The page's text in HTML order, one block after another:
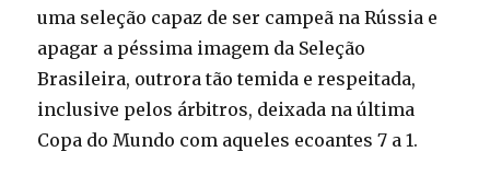
uma seleção capaz de ser campeã na Rússia e
apagar a péssima imagem da Seleção
Brasileira, outrora tão temida e respeitada,
inclusive pelos árbitros, deixada na última
Copa do Mundo com aqueles ecoantes 7 a 1.